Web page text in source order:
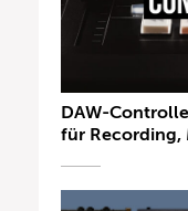
DAW-
für Recording,